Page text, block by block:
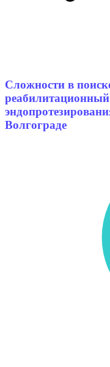
Сложности в
реабилитационный
Волгограде